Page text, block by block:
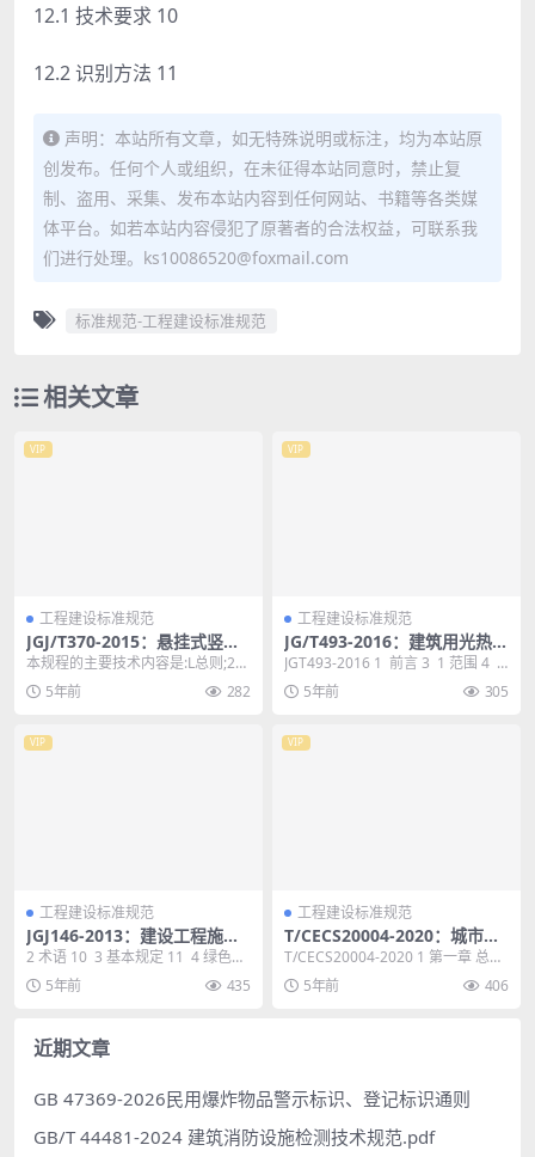
12.1 技术要求 10
12.2 识别方法 11
声明：本站所有文章，如无特殊说明或标注，均为本站原
创发布。任何个人或组织，在未征得本站同意时，禁止复
制、盗用、采集、发布本站内容到任何网站、书籍等各类媒
体平台。如若本站内容侵犯了原著者的合法权益，可联系我
们进行处理。ks10086520@foxmail.com
标准规范-工程建设标准规范
相关文章
VIP
工程建设标准规范
JGJ/T370-2015：悬挂式竖井
施工规程
本规程的主要技术内容是:L总则;2术
语和符号;3材料;4施工设计;5施工;6
验收...5年前 282
VIP
工程建设标准规范
JG/T493-2016：建筑用光热构
件通用技术要求
JGT493-2016 1 前言 3 1 范围 4 2
规范性引用文件 4...
5年前 305
VIP
工程建设标准规范
JGJ146-2013：建设工程施工
现场环境与卫生标准
2 术语 10 3 基本规定 11 4 绿色施
工 13 4.1 节约能源资...
5年前 435
VIP
工程建设标准规范
T/CECS20004-2020：城市供
水监管中大数据应用技术指南
T/CECS20004-2020 1 第一章 总
则 9 第一节 编制目的 9 第...
5年前 406
近期文章
GB 47369-2026民用爆炸物品警示标识、登记标识通则
GB/T 44481-2024 建筑消防设施检测技术规范.pdf